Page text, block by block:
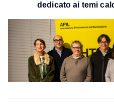
dedicato ai temi